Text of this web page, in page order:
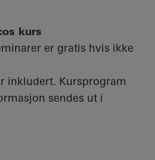
kurs
er gratis hvis ikke
inkludert. Kursprogram
sendes ut i